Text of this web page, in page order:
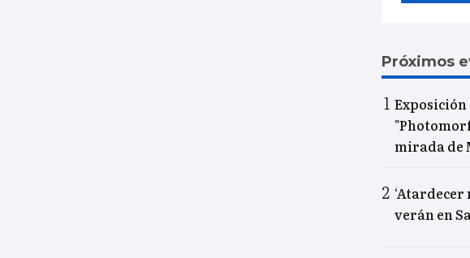
Próximos
mirada de
‘Atardecer
verán en